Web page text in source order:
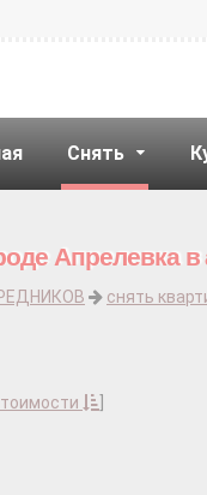
Снять
Апрелевка в
снять